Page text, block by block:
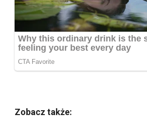
Zobacz także: